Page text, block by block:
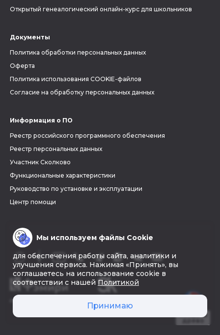
Открытый генеалогический онлайн-курс для школьников
Документы
Политика обработки персональных данных
Оферта
Политика использования COOKIE-файлов
Согласие на обработку персональных данных
Информация о ПО
Реестр российского программного обеспечения
Реестр персональных данных
Участник Сколково
Функциональные характеристики
Руководство по установке и эксплуатации
Центр помощи
© 2026 «Фэмири»
Мы используем файлы Cookie
для обеспечения работы сайта, аналитики и
улучшения сервиса. Нажимая «Принять», вы
соглашаетесь на использование cookie в
соответствии с нашей Политикой
Принимаю
Создать